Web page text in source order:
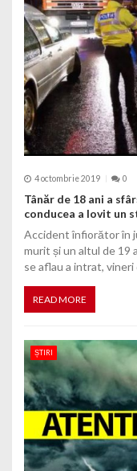
4 octombrie 2019 0
Tânăr de 18 ani a
conducea a lovit un
Accident înfiorător în
murit și un altul de 19
se aflau a intrat,
READ MORE
ȘTIRI